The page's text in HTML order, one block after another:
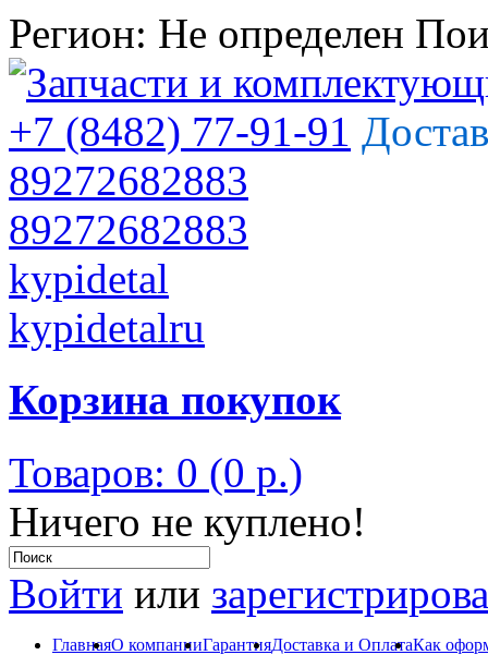
Регион: Не определен
+7 (8482) 77-91-91
89272682883
89272682883
kypidetal
kypidetalru
Корзина покупок
Товаров: 0 (0 р.)
Ничего не куплено!
Войти или
ГлавнаяО компанииГарантияДоставка и ОплатаКак